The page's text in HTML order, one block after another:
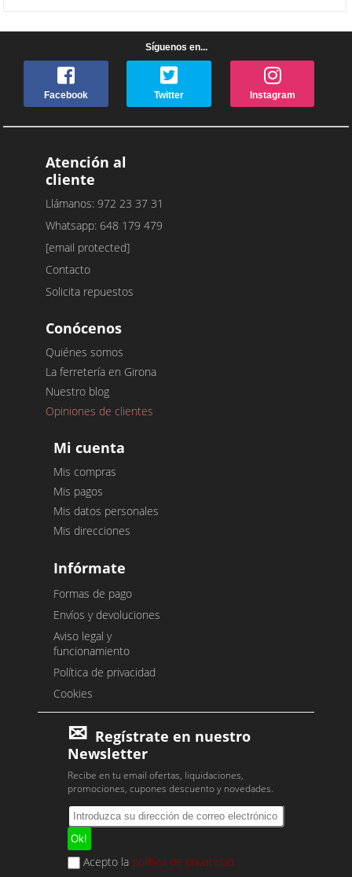
Síguenos en...
Facebook Twitter Instagram
Atención al
cliente
Llámanos: 972 23 37 31
Whatsapp: 648 179 479
[email protected]
Contacto
Solicita repuestos
Conócenos
Quiénes somos
La ferretería en Girona
Nuestro blog
Opiniones de clientes
Mi cuenta
Mis compras
Mis pagos
Mis datos personales
Mis direcciones
Infórmate
Formas de pago
Envíos y devoluciones
Aviso legal y
funcionamiento
Política de privacidad
Cookies
Regístrate en nuestro
Newsletter
Recibe en tu email ofertas, liquidaciones,
promociones, cupones descuento y novedades.
Acepto la política de privacidad